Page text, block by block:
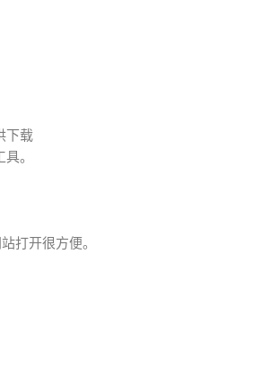
下载
。
打开很方便。